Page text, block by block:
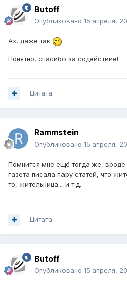
Butoff
Опубликовано 15 апреля,
Ах, даже так
Понятно, спасибо за содействие!
Цитата
Rammstein
Опубликовано 15 апреля,
Помнится мне ещё тогда же, вроде
газета писала пару статей, что
то, жительница... и т.д.
Цитата
Butoff
Опубликовано 15 апреля,